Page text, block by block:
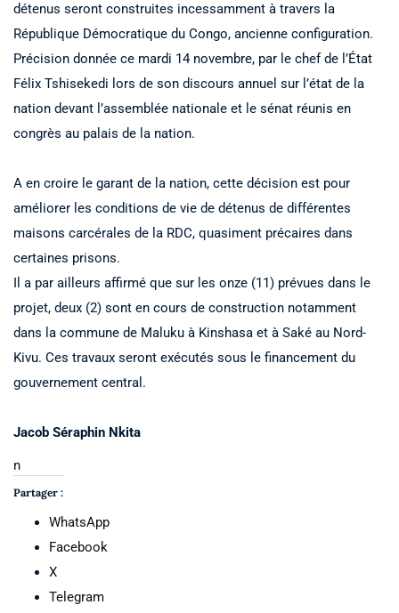
détenus seront construites incessamment à travers la
République Démocratique du Congo, ancienne configuration.
Précision donnée ce mardi 14 novembre, par le chef de l’État
Félix Tshisekedi lors de son discours annuel sur l’état de la
nation devant l’assemblée nationale et le sénat réunis en
congrès au palais de la nation.
A en croire le garant de la nation, cette décision est pour
améliorer les conditions de vie de détenus de différentes
maisons carcérales de la RDC, quasiment précaires dans
certaines prisons.
Il a par ailleurs affirmé que sur les onze (11) prévues dans le
projet, deux (2) sont en cours de construction notamment
dans la commune de Maluku à Kinshasa et à Saké au Nord-
Kivu. Ces travaux seront exécutés sous le financement du
gouvernement central.
Jacob Séraphin Nkita
n
Partager :
WhatsApp
Facebook
X
Telegram